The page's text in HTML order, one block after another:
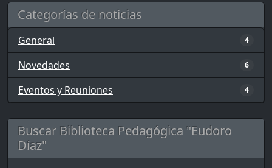
Categorías de noticias
General 4
Novedades 6
Eventos y Reuniones 4
Buscar Biblioteca Pedagógica "Eudoro
Díaz"